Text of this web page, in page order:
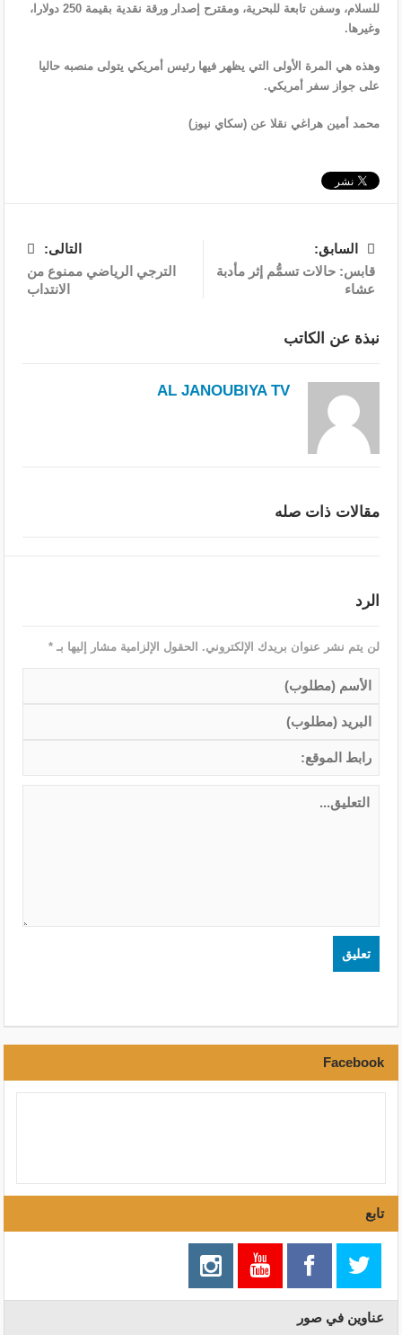
للسلام، وسفن تابعة للبحرية، ومقترح إصدار ورقة نقدية بقيمة 250 دولارا،
وغيرها.
وهذه هي المرة الأولى التي يظهر فيها رئيس أمريكي يتولى منصبه حاليا
على جواز سفر أمريكي.
محمد أمين هراغي نقلا عن (سكاي نيوز)
السابق:
قابس: حالات تسمُّم إثر مأدبة
عشاء
التالى:
الترجي الرياضي ممنوع من
الانتداب
نبذة عن الكاتب
AL JANOUBIYA TV
مقالات ذات صله
الرد
لن يتم نشر عنوان بريدك الإلكتروني. الحقول الإلزامية مشار إليها بـ*
Facebook
تابع
عناوين في صور